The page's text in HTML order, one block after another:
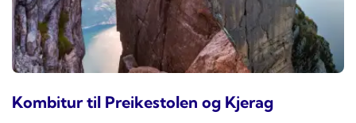
Kombitur til Preikestolen og Kjerag